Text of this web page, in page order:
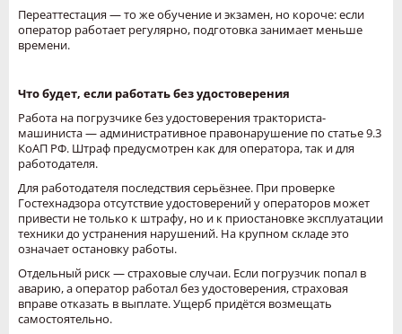
Переаттестация — то же обучение и экзамен, но короче: если
оператор работает регулярно, подготовка занимает меньше
времени.
Что будет, если работать без удостоверения
Работа на погрузчике без удостоверения тракториста-
машиниста — административное правонарушение по статье 9.3
КоАП РФ. Штраф предусмотрен как для оператора, так и для
работодателя.
Для работодателя последствия серьёзнее. При проверке
Гостехнадзора отсутствие удостоверений у операторов может
привести не только к штрафу, но и к приостановке эксплуатации
техники до устранения нарушений. На крупном складе это
означает остановку работы.
Отдельный риск — страховые случаи. Если погрузчик попал в
аварию, а оператор работал без удостоверения, страховая
вправе отказать в выплате. Ущерб придётся возмещать
самостоятельно.